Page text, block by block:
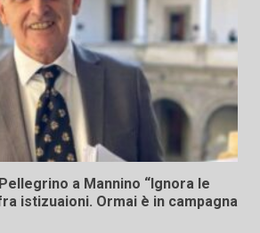
a Mannino “Ignora le
istizuaioni. Ormai è in campagna